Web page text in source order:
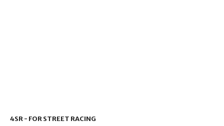
4SR - FOR STREET RACING